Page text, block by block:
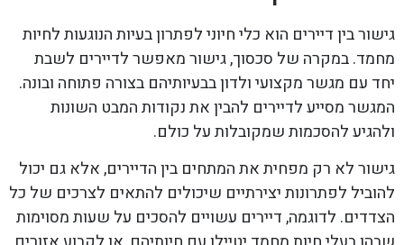
גישור בין דיירים הוא כלי חיוני לפתרון בעיות הנוגעות לחיות
מחמד. במקרה של סכסוך, גישור מאפשר לדיירים לשבת
יחד עם מגשר מקצועי ולדון בבעיותיהם בצורה פתוחה ובונה.
המגשר מסייע לדיירים להבין את נקודות המבט השונות
ולהגיע להסכמות שמקובלות על כולם.
גישור לא רק מפחית את המתחים בין הדיירים, אלא גם יכול
להוביל לפתרונות יצירתיים שיכולים להתאים לצרכים של כל
הצדדים. לדוגמה, דיירים עשויים להסכים על שעות מסוימות